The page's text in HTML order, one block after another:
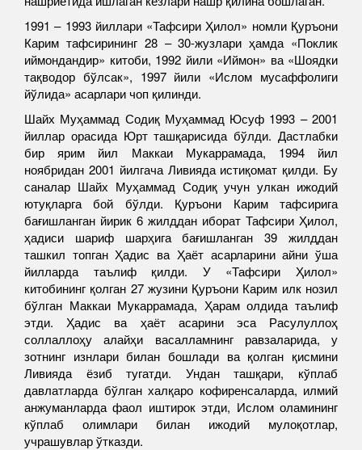
1991 – 1993 йиллари «Тафсири Ҳилол» номли Қуръони
Карим тафсирининг 28 – 30-жузлари ҳамда «Поклик
иймондандир» китоби, 1992 йили «Иймон» ва «Шоядки
тақводор бўлсак», 1997 йили «Ислом мусаффолиги
йўлида» асарлари чоп қилинди.
Шайх Муҳаммад Содиқ Муҳаммад Юсуф 1993 – 2001
йиллар орасида Юрт ташқарисида бўлди. Дастлабки
бир ярим йил Маккаи Мукаррамада, 1994 йил
ноябридан 2001 йилгача Ливияда истиқомат қилди. Бу
саналар Шайх Муҳаммад Содиқ учун улкан ижодий
ютуқларга бой бўлди. Қуръони Карим тафсирига
бағишланган йирик 6 жилддан иборат Тафсири Ҳилол,
ҳадиси шариф шарҳига бағишланган 39 жилддан
ташкил топган Ҳадис ва Ҳаёт асарларини айни ўша
йилларда таълиф қилди. У «Тафсири Ҳилол»
китобининг қолган 27 жузини Қуръони Карим илк нозил
бўлган Маккаи Мукаррамада, Ҳарам олдида таълиф
этди. Ҳадис ва ҳаёт асарини эса Расулуллоҳ
соллаллоҳу алайҳи васалламнинг равзаларида, у
зотнинг изнлари билан бошлади ва қолган қисмини
Ливияда ёзиб тугатди. Ундан ташқари, кўплаб
давлатларда бўлган халқаро кофиренсаларда, илмий
анжуманларда фаол иштирок этди, Ислом оламининг
кўплаб олимлари билан ижодий мулоқотлар,
учрашувлар ўтказди.